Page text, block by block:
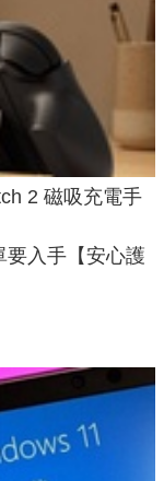
2 磁吸充電手
要入手【安心護